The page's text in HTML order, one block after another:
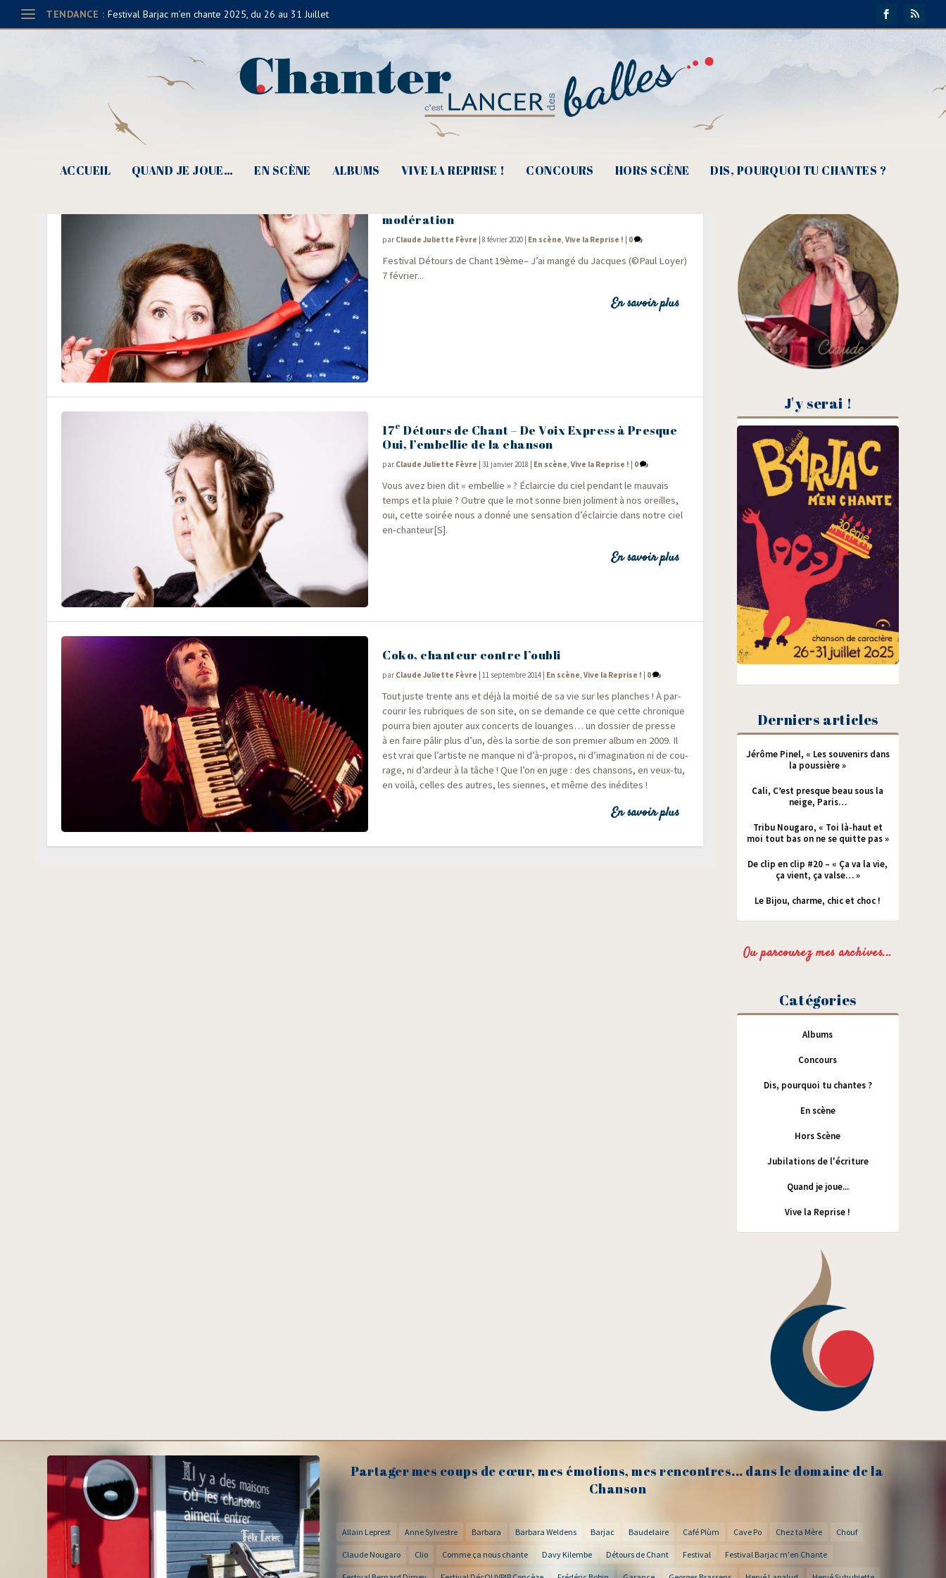
TENDANCE : Festival Barjac m’en chante 2025, du 26 au 31 Juillet
ACCUEIL QUAND JE JOUE… EN SCÈNE ALBUMS VIVE LA REPRISE ! CONCOURS HORS SCÈNE DIS, POURQUOI TU CHANTES ?
modération
par Claude Juliette Fèvre |8 février 2020 En scène,Vive la Reprise ! 0
Fes­ti­val Détours de Chant 19ème– J’ai man­gé du Jacques (©Paul Loyer)
7 février...
En savoir plus
17e Détours de Chant – De Voix Express à Presque
Oui, l’embellie de la chanson
par Claude Juliette Fèvre |31 janvier 2018 En scène,Vive la Reprise ! 0
Vous avez bien dit « embel­lie » ? Éclair­cie du ciel pen­dant le mau­vais
temps et la pluie ? Outre que le mot sonne bien joli­ment à nos oreilles,
oui, cette soi­rée nous a don­né une sen­sa­tion d’éclaircie dans notre ciel
en-chanteur[S].
En savoir plus
Coko, chanteur contre l’oubli
par Claude Juliette Fèvre |11 septembre 2014 En scène,Vive la Reprise ! 0
Tout juste trente ans et déjà la moi­tié de sa vie sur les planches ! À par­
cou­rir les rubriques de son site, on se demande ce que cette chro­nique
pour­ra bien ajou­ter aux concerts de louanges… un dos­sier de presse
à en faire pâlir plus d’un, dès la sor­tie de son pre­mier album en 2009. Il
est vrai que l’artiste ne manque ni d’à‑propos, ni d’imagination ni de cou­
rage, ni d’ardeur à la tâche ! Que l’on en juge : des chan­sons, en veux-tu,
en voi­là, celles des autres, les siennes, et même des inédites !
En savoir plus
J'y serai !
Derniers articles
Jérôme Pinel, « Les souvenirs dans
la poussière »
Cali, C’est presque beau sous la
neige, Paris…
Tribu Nougaro, « Toi là-haut et
moi tout bas on ne se quitte pas »
De clip en clip #20 – « Ça va la vie,
ça vient, ça valse… »
Le Bijou, charme, chic et choc !
Ou parcourez mes archives...
Catégories
Albums
Concours
Dis, pourquoi tu chantes ?
En scène
Hors Scène
Jubilations de l'écriture
Quand je joue...
Vive la Reprise !
Partager mes coups de cœur, mes émotions, mes rencontres... dans le domaine de la
Chanson
Allain Leprest Anne Sylvestre Barbara Barbara Weldens Barjac Baudelaire Café Plùm Cave Po Chez ta Mère Chouf
Claude Nougaro Clio Comme ça nous chante Davy Kilembe Détours de Chant Festival Festival Barjac m'en Chante